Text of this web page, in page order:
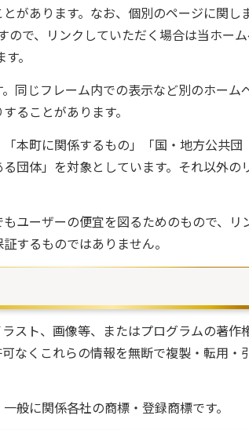
があります。なお、個別のページに関し
ので、リンクしていただく場合は当ホー
。
同じフレーム内での表示など別のホーム
ることがあります。
本町に関係するもの」「国・地方公共団
団体」を対象としています。それ以外の
ユーザーの便宜を図るためのもので、リ
するものではありません。
スト、画像等、またはプログラムの著作
なくこれらの情報を無断で複製・転用・引
般に関係各社の商標・登録商標です。